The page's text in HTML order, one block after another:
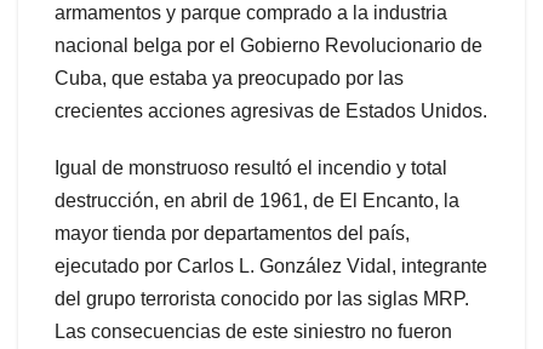
armamentos y parque comprado a la industria
nacional belga por el Gobierno Revolucionario de
Cuba, que estaba ya preocupado por las
crecientes acciones agresivas de Estados Unidos.
Igual de monstruoso resultó el incendio y total
destrucción, en abril de 1961, de El Encanto, la
mayor tienda por departamentos del país,
ejecutado por Carlos L. González Vidal, integrante
del grupo terrorista conocido por las siglas MRP.
Las consecuencias de este siniestro no fueron